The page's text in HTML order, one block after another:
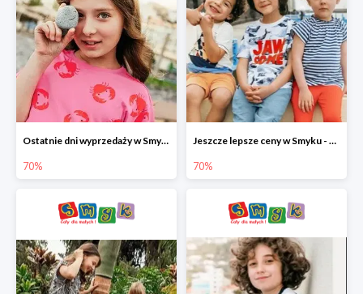
Ostatnie dni wyprzedaży w Smyku - ubrania i buty do -70%
70%
Jeszcze lepsze ceny w Smyku - ubrania i buty do -70%
70%